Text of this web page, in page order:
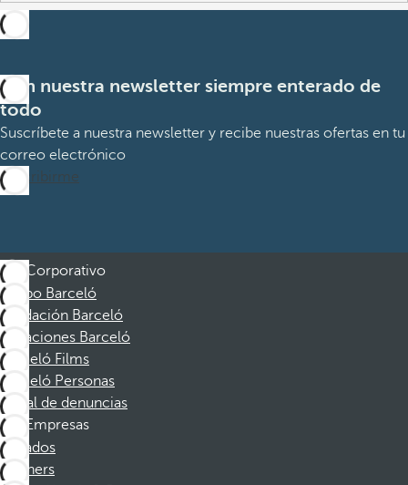
Con nuestra newsletter siempre enterado de
todo
Suscríbete a nuestra newsletter y recibe nuestras ofertas en tu
correo electrónico
Suscribirme
Corporativo
Grupo Barceló
Fundación Barceló
Vacaciones Barceló
Barceló Films
Barceló Personas
Canal de denuncias
Empresas
Afiliados
Partners